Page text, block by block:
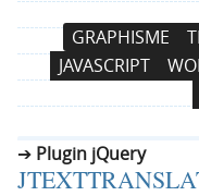
N
a
v
i
a
A
l
l
e
a
GRAPHISME
JAVASCRIPT
Plugin jQuery